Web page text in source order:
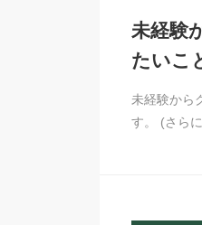
未経験
たいこ
未経験から
す。 (さら